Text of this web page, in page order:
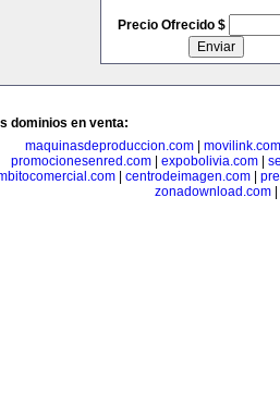
Precio Ofrecido $
dominios en venta:
maquinasdeproduccion.com
movilink.com
promocionesenred.com| expobolivia.com|
| centrodeimagen.com|
zonadownload.com|